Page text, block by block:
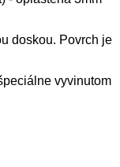
doskou. Povrch je
vyvinutom